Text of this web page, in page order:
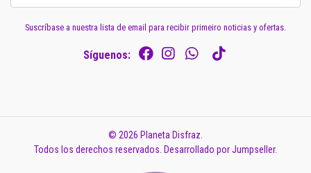
Suscríbase a nuestra lista de email para recibir primeiro noticias y ofertas.
Síguenos:
© 2026 Planeta Disfraz.
Todos los derechos reservados. Desarrollado por Jumpseller.